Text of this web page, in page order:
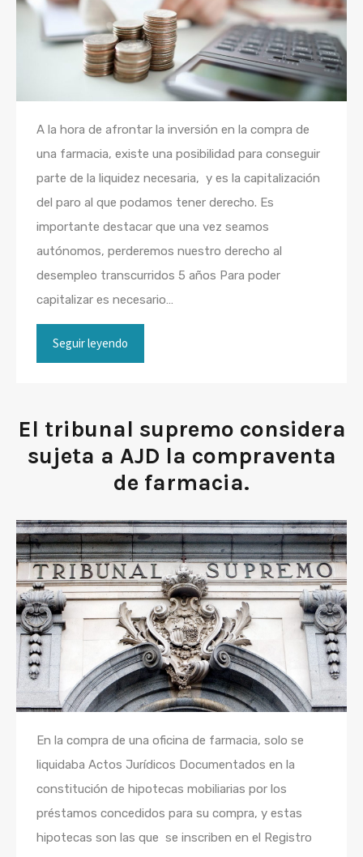
A la hora de afrontar la inversión en la compra de
una farmacia, existe una posibilidad para conseguir
parte de la liquidez necesaria, y es la capitalización
del paro al que podamos tener derecho. Es
importante destacar que una vez seamos
autónomos, perderemos nuestro derecho al
desempleo transcurridos 5 años Para poder
capitalizar es necesario…
Seguir leyendo
El tribunal supremo considera
sujeta a AJD la compraventa
de farmacia.
En la compra de una oficina de farmacia, solo se
liquidaba Actos Jurídicos Documentados en la
constitución de hipotecas mobiliarias por los
préstamos concedidos para su compra, y estas
hipotecas son las que se inscriben en el Registro